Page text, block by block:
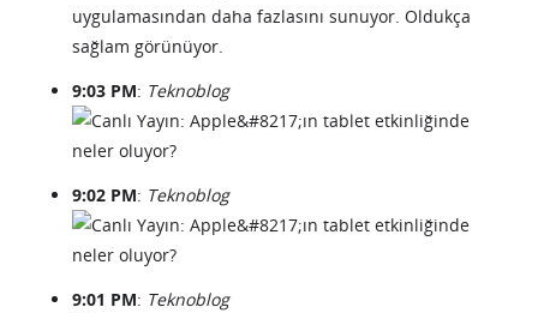
uygulamasından daha fazlasını sunuyor. Oldukça
sağlam görünüyor.
9:03 PM: Teknoblog
9:02 PM: Teknoblog
9:01 PM: Teknoblog